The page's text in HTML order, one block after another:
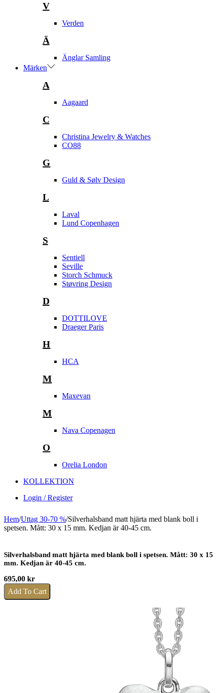
V
Verden
Ä
Änglar Samling
Märken
A
Aagaard
C
Christina Jewelry & Watches
CO88
G
Guld & Sølv Design
L
Laval
Lund Copenhagen
S
Sentiell
Seville
Storch Schmuck
Støvring Design
D
DOTTILOVE
Draeger Paris
H
HCA
M
Maxevan
M
Nava Copenagen
O
Orelia London
KOLLEKTION
Login / Register
Hem/Uttag 30-70 %/Silverhalsband matt hjärta med blank boll i
spetsen. Mått: 30 x 15 mm. Kedjan är 40-45 cm.
Silverhalsband matt hjärta med blank boll i spetsen. Mått: 30 x 15
mm. Kedjan är 40-45 cm.
695,00 kr
Add To Cart